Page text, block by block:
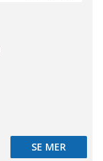
SE MER
SE MER